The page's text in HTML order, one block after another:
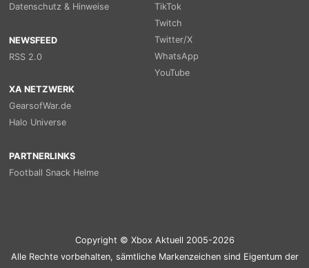
Datenschutz & Hinweise
NEWSFEED
RSS 2.0
TikTok
Twitch
Twitter/X
WhatsApp
YouTube
XA NETZWERK
GearsofWar.de
Halo Universe
PARTNERLINKS
Football Snack Helme
Copyright © Xbox Aktuell 2005-2026
Alle Rechte vorbehalten, sämtliche Markenzeichen sind Eigentum der